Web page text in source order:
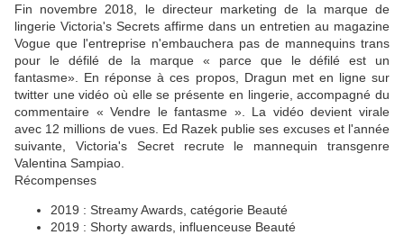
Fin novembre 2018, le directeur marketing de la marque de
lingerie Victoria's Secrets affirme dans un entretien au magazine
Vogue que l'entreprise n'embauchera pas de mannequins trans
pour le défilé de la marque « parce que le défilé est un
fantasme». En réponse à ces propos, Dragun met en ligne sur
twitter une vidéo où elle se présente en lingerie, accompagné du
commentaire « Vendre le fantasme ». La vidéo devient virale
avec 12 millions de vues. Ed Razek publie ses excuses et l'année
suivante, Victoria's Secret recrute le mannequin transgenre
Valentina Sampiao.
Récompenses
2019 : Streamy Awards, catégorie Beauté
2019 : Shorty awards, influenceuse Beauté